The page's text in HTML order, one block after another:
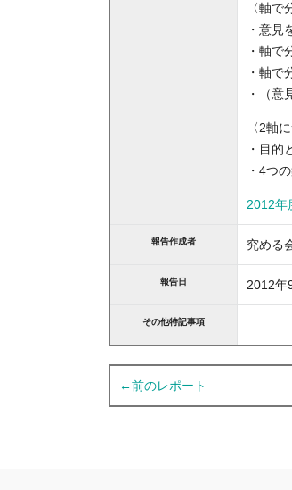
〈軸で
・意見
・軸で
・軸
・（意
〈2軸
・目的
・4つ
2012年
報告作成者 究める
報告日 2012年
その他特記事項
←前のレポート